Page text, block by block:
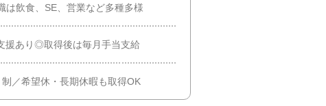
は飲食、SE、営業など多種多様
援あり◎取得後は毎月手当支給
制／希望休・長期休暇も取得OK